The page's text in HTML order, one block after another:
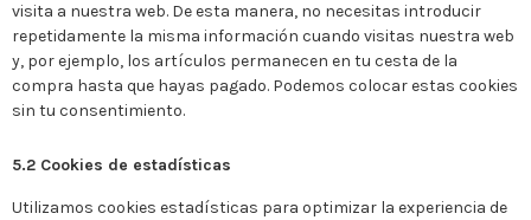
visita a nuestra web. De esta manera, no necesitas introducir
repetidamente la misma información cuando visitas nuestra web
y, por ejemplo, los artículos permanecen en tu cesta de la
compra hasta que hayas pagado. Podemos colocar estas cookies
sin tu consentimiento.
5.2 Cookies de estadísticas
Utilizamos cookies estadísticas para optimizar la experiencia de